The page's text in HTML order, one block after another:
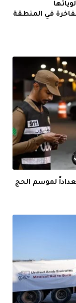
في المنطقة
لموسم الحج